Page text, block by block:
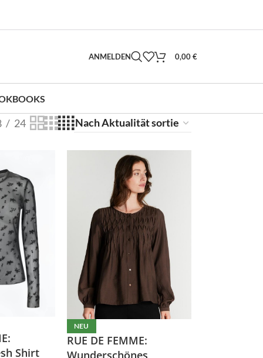
ANMELDEN 0,00€
24
Shirt
NEU
RUE DE FEMME:
Wunderschönes